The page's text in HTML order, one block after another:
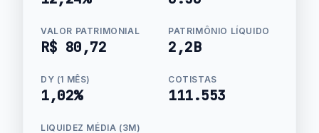
VALOR PATRIMONIAL
R$ 80,72
PATRIMÔNIO LÍQUIDO
2,2B
DY (1 MÊS)
1,02%
COTISTAS
111.553
LIQUIDEZ MÉDIA (3M)